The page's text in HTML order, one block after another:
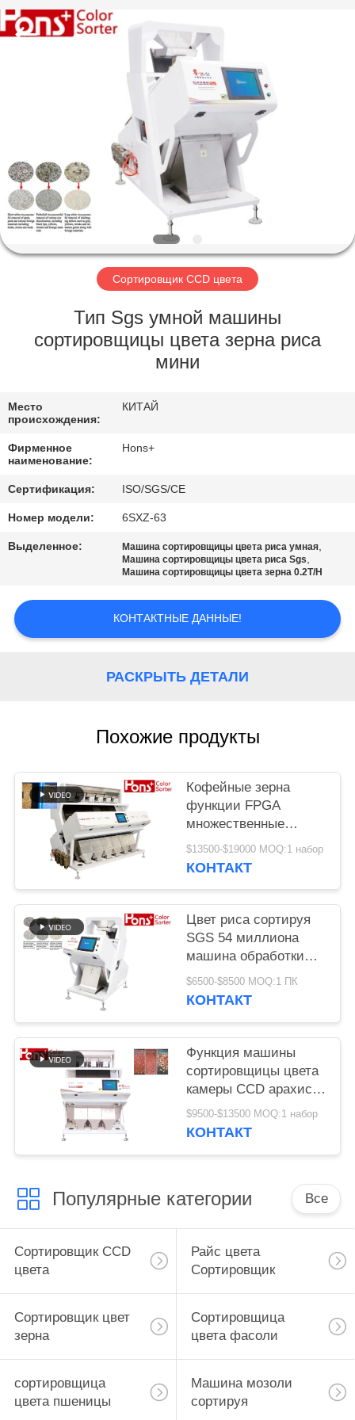
ПРОДУКТЫ
О
НАС
ПУТЕШЕСТВИЕ
ФАБРИКИ
ПРОВЕРКА
СВЯЖИТЕСЬ
МЫ
СПРОСИТЕ
ЦИТАТУ
PRIVACY
Optoelectronic
High-
tech
Сортировщик CCD цвета
Тип Sgs умной машины
сортировщицы цвета зерна риса
мини
Место
происхождения:
КИТАЙ
Фирменное
наименование:
Hons+
Сертификация: ISO/SGS/CE
Номер модели: 6SXZ-63
Выделенное: Машина сортировщицы цвета риса умная,
Машина сортировщицы цвета риса Sgs,
Машина сортировщицы цвета зерна 0.2T/H
КОНТАКТНЫЕ ДАННЫЕ!
РАСКРЫТЬ ДЕТАЛИ
Похожие продукты
Кофейные зерна
функции FPGA
множественные
красят сортируя
машину
$13500-$19000 MOQ:1 набор
КОНТАКТ
Цвет риса сортируя
SGS 54 миллиона
машина обработки
разделителя пиксела
$6500-$8500 MOQ:1 ПК
КОНТАКТ
Функция машины
сортировщицы цвета
камеры CCD арахиса
3 парашютов
множественная
$9500-$13500 MOQ:1 набор
КОНТАКТ
Популярные категории Все
Сортировщик CCD
цвета
Райс цвета
Сортировщик
Сортировщик цвет
зерна
Сортировщица
цвета фасоли
сортировщица
цвета пшеницы
Машина мозоли
сортируя